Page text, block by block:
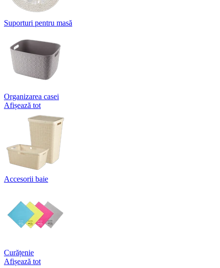
Suporturi pentru masă
Organizarea casei
Afișează tot
Accesorii baie
Curățenie
Afișează tot